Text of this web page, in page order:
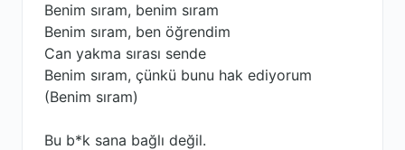
Benim sıram, benim sıram
Benim sıram, ben öğrendim
Can yakma sırası sende
Benim sıram, çünkü bunu hak ediyorum
(Benim sıram)
Bu b*k sana bağlı değil.